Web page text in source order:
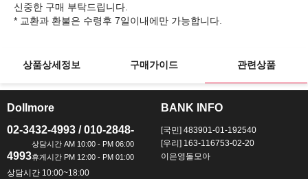
신중한 구매 부탁드립니다.
상품상세정보 구매가이드 관련상품
Dollmore
02-3432-4993 / 010-2848-
4993
상담시간 10:00~18:00
BANK INFO
[국민] 483901-01-192540
[우리] 163-116753-02-20
이은영돌모아